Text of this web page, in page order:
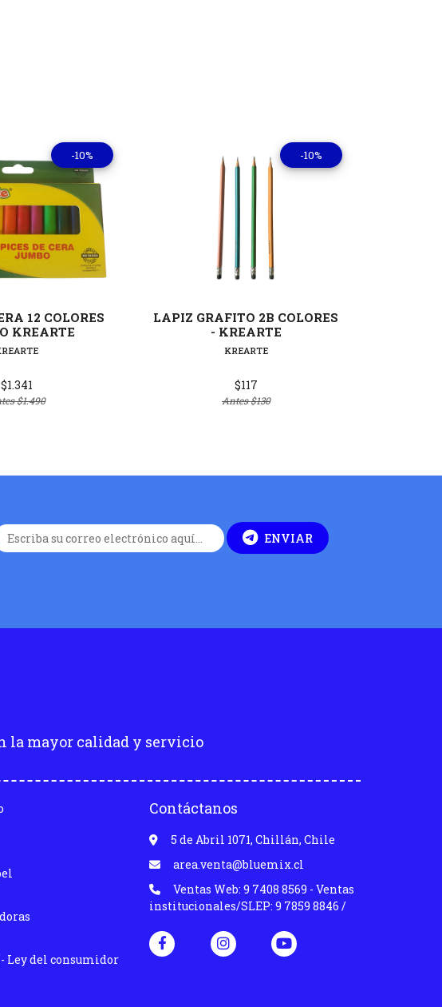
-10%
12 COLORES
KREARTE
Ver detalles
$1.341
$1.490
-10%
LAPIZ GRAFITO 2B COLORES
- KREARTE
KREARTE
Ver detalles
$117
Antes$130
ENVIAR
la mayor calidad y servicio
Ley del consumidor
Contáctanos
5 de Abril 1071, Chillán, Chile
area.venta@bluemix.cl
Ventas Web: 9 7408 8569 - Ventas
institucionales/SLEP: 9 7859 8846 /